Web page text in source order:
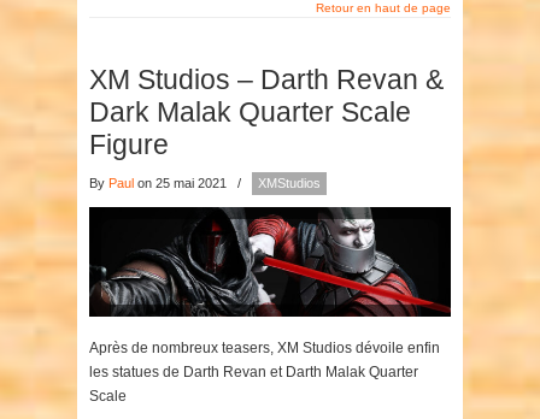
Retour en haut de page
XM Studios – Darth Revan &
Dark Malak Quarter Scale
Figure
By Paul on 25 mai 2021 / XMStudios
Après de nombreux teasers, XM Studios dévoile enfin
les statues de Darth Revan et Darth Malak Quarter
Scale